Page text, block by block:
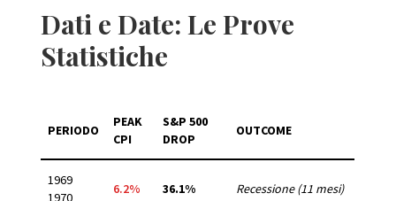
Dati e Date: Le Prove
Statistiche
PERIODO
PEAK
CPI
S&P 500
DROP
OUTCOME
1969
1970
6.2% 36.1% Recessione (11 mesi)